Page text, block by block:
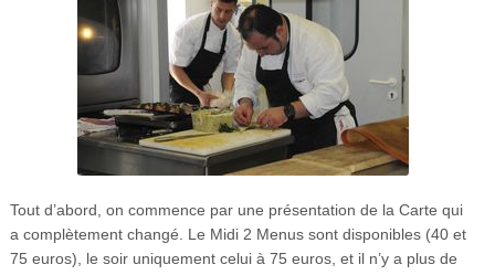
Tout d’abord, on commence par une présentation de la Carte qui
a complètement changé. Le Midi 2 Menus sont disponibles (40 et
75 euros), le soir uniquement celui à 75 euros, et il n’y a plus de